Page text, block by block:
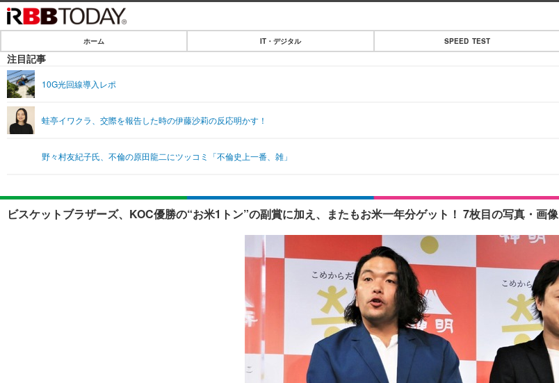
IT・デジタル
ショッピング
SPEED TEST
エンタメ
エンタメTOP
音楽
ライフTOP
ペット
リリース一覧
ホーム IT・デジタル SPEED TEST
注目記事
10G光回線導入レポ
蛙亭イワクラ、交際を報告した時の伊藤沙莉の反応明かす！
野々村友紀子氏、不倫の原田龍二にツッコミ「不倫史上一番、雑」
ビスケットブラザーズ、KOC優勝の“お米1トン”の副賞に加え、またもお米一年分ゲット！ 7枚目の写真・画像